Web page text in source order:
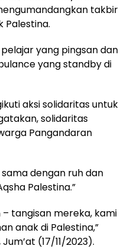
takbir
Palestina.
yang pingsan dan
yang standby di
aksi solidaritas untuk
solidaritas
Pangandaran
dengan ruh dan
Palestina.”
tangisan mereka, kami
anak di Palestina,”
(17/11/2023).